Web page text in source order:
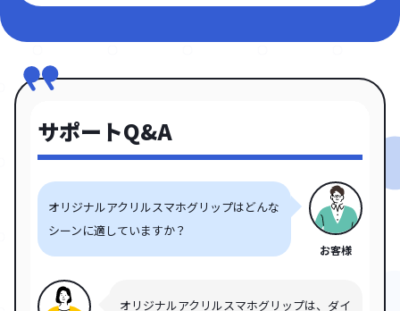
サポートQ&A
お客様
オリジナルアクリルスマホグリップはどんな
シーンに適していますか？
オリジナルアクリルスマホグリップは、ダイ